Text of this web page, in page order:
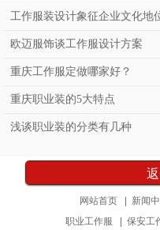
重庆工程维修冬
工作服装设计象征企业文化地
欧迈服饰谈工作服设计方案
重庆工作服定做哪家好？
重庆职业装的5大特点
浅谈职业装的分类有几种
网站首页 | 新闻
职业工作服
| 保安工